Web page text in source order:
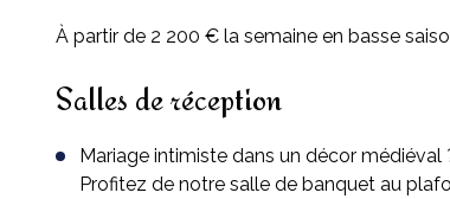
À partir de 2 200 € la semaine en basse
Salles de réception
Mariage intimiste dans un décor médiéval
Profitez de notre salle de banquet au